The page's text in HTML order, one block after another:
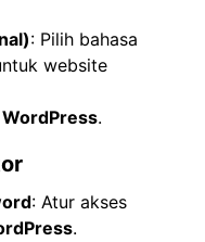
: Pilih bahasa
website
WordPress.
: Atur akses
.